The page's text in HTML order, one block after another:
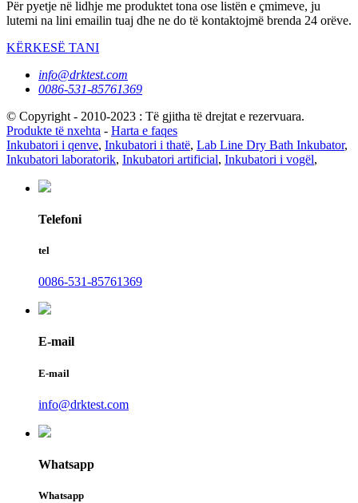
Për pyetje në lidhje me produktet tona ose listën e çmimeve, ju
lutemi na lini emailin tuaj dhe ne do të kontaktojmë brenda 24 orëve.
KËRKESË TANI
info@drktest.com
0086-531-85761369
© Copyright - 2010-2023 : Të gjitha të drejtat e rezervuara.
Produkte të nxehta - Harta e faqes
Inkubatori i qenve, Inkubatori i thatë, Lab Line Dry Bath Inkubator,
Inkubatori laboratorik, Inkubatori artificial, Inkubatori i vogël,
Telefoni
tel
0086-531-85761369
E-mail
E-mail
info@drktest.com
Whatsapp
Whatsapp